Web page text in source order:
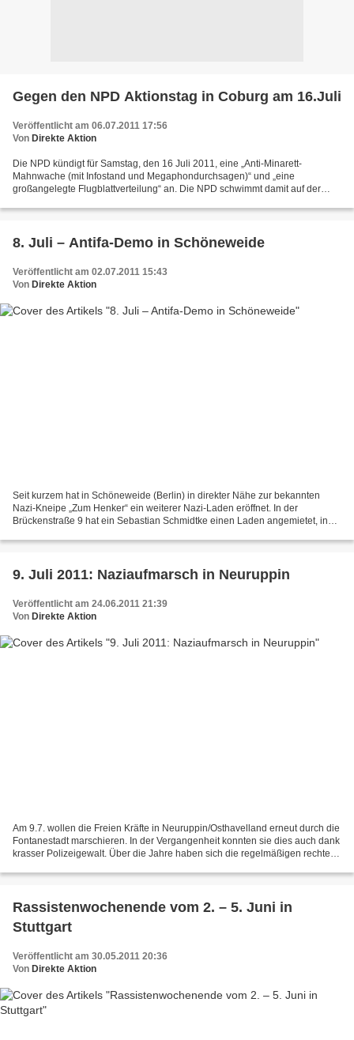
Gegen den NPD Aktionstag in Coburg am 16.Juli
Veröffentlicht am 06.07.2011 17:56
Von Direkte Aktion
Die NPD kündigt für Samstag, den 16 Juli 2011, eine „Anti-Minarett-
Mahnwache (mit Infostand und Megaphondurchsagen)“ und „eine
großangelegte Flugblattverteilung“ an. Die NPD schwimmt damit auf der
8. Juli – Antifa-Demo in Schöneweide
Veröffentlicht am 02.07.2011 15:43
Von Direkte Aktion
Seit kurzem hat in Schöneweide (Berlin) in direkter Nähe zur bekannten
Nazi-Kneipe „Zum Henker“ ein weiterer Nazi-Laden eröffnet. In der
Brückenstraße 9 hat ein Sebastian Schmidtke einen Laden angemietet, in
9. Juli 2011: Naziaufmarsch in Neuruppin
Veröffentlicht am 24.06.2011 21:39
Von Direkte Aktion
Am 9.7. wollen die Freien Kräfte in Neuruppin/Osthavelland erneut durch die
Fontanestadt marschieren. In der Vergangenheit konnten sie dies auch dank
krasser Polizeigewalt. Über die Jahre haben sich die regelmäßigen rechten
Rassistenwochenende vom 2. – 5. Juni in
Stuttgart
Veröffentlicht am 30.05.2011 20:36
Von Direkte Aktion